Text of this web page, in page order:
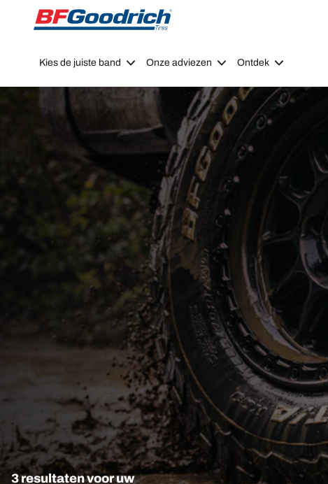
Go to page content
Go to page navigation
Kies de juiste band Onze adviezen Ontdek
3 resultaten voor uw